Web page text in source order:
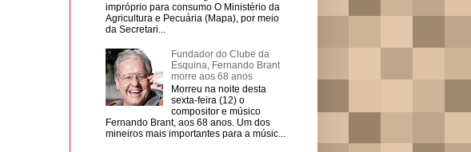
impróprio para consumo O Ministério da
Agricultura e Pecuária (Mapa), por meio
da Secretari...
Fundador do Clube da
Esquina, Fernando Brant
morre aos 68 anos
Morreu na noite desta
sexta-feira (12) o
compositor e músico
Fernando Brant, aos 68 anos. Um dos
mineiros mais importantes para a músic...